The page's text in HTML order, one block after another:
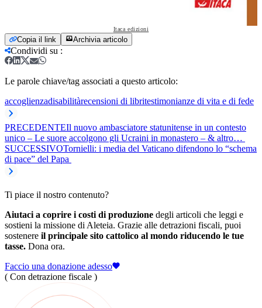
Itaca edizioni
Copia il link Archivia articolo
Condividi su :
Le parole chiave/tag associati a questo articolo:
accoglienzadisabilitàrecensioni di libritestimonianze di vita e di fede
PRECEDENTEIl nuovo ambasciatore statunitense in un contesto
unico – Le suore accolgono gli Ucraini in monastero – & altro…
SUCCESSIVOTornielli: i media del Vaticano difendono lo “schema
di pace” del Papa
Ti piace il nostro contenuto?
Aiutaci a coprire i costi di produzione degli articoli che leggi e
sostieni la missione di Aleteia. Grazie alle detrazioni fiscali, puoi
sostenere il principale sito cattolico al mondo riducendo le tue
tasse. Dona ora.
Faccio una donazione adesso
( Con detrazione fiscale )